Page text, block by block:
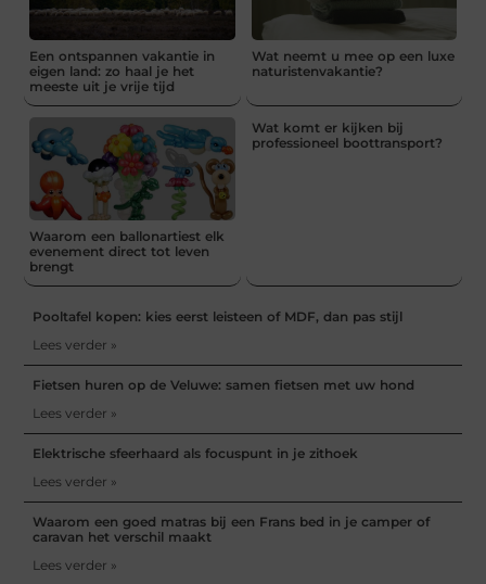
Een ontspannen vakantie in
eigen land: zo haal je het
meeste uit je vrije tijd
Wat neemt u mee op een luxe
naturistenvakantie?
Waarom een ballonartiest elk
evenement direct tot leven
brengt
Wat komt er kijken bij
professioneel boottransport?
Pooltafel kopen: kies eerst leisteen of MDF, dan pas stijl
Lees verder »
Fietsen huren op de Veluwe: samen fietsen met uw hond
Lees verder »
Elektrische sfeerhaard als focuspunt in je zithoek
Lees verder »
Waarom een goed matras bij een Frans bed in je camper of
caravan het verschil maakt
Lees verder »